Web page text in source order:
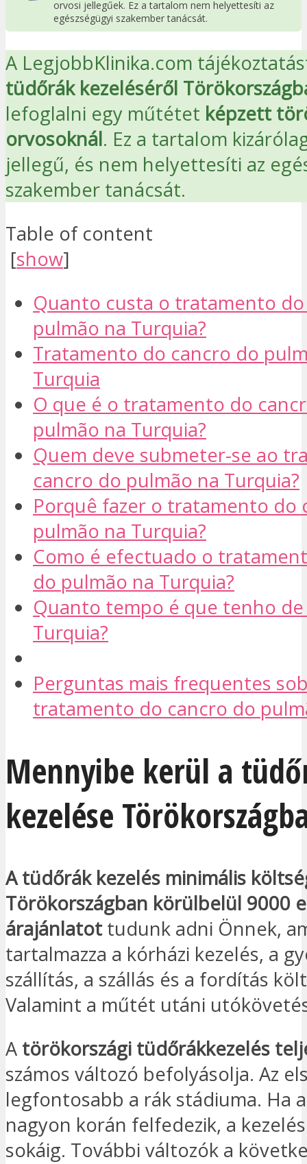
orvosi jellegűek. Ez a tartalom nem helyettesíti az
egészségügyi szakember tanácsát.
A LegjobbKlinika.com
tüdőrák kezeléséről
lefoglalni egy műtétet képzett
orvosoknál. Ez a tartalom
jellegű, és nem helyettesíti az
szakember tanácsát.
Table of content
[show]
Quanto custa o tratamento
pulmão na Turquia?
Tratamento do cancro do
Turquia
O que é o tratamento do
pulmão na Turquia?
Quem deve submeter-se ao
cancro do pulmão na Turquia?
Porquê fazer o tratamento do
pulmão na Turquia?
Como é efectuado o
do pulmão na Turquia?
Quanto tempo é que tenho
Turquia?
Perguntas mais frequentes
tratamento do cancro do
Mennyibe kerül a
kezelése
A tüdőrák kezelés minimális
Törökországban körülbelül 9000
árajánlatottudunk adni Önnek,
tartalmazza a kórházi kezelés, a
szállítás, a szállás és a fordítás
Valamint a műtét utáni
A törökországi tüdőrákkezelés
számos változó befolyásolja. Az
legfontosabb a rák stádiuma. Ha
nagyon korán felfedezik, a
sokáig. További változók a